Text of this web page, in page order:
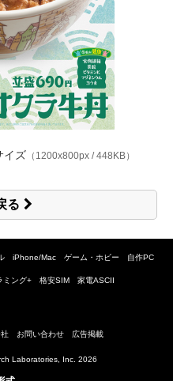
イズ （1200x800px / 448KB）
る
iPhone/Mac ゲーム・ホビー 自作PC
ミング+ 格安SIM 家電ASCII
お問い合わせ 広告掲載
Laboratories, Inc. 2026